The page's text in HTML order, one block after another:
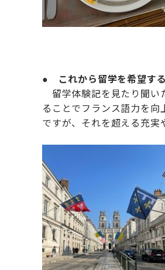
●
これから留学を希望す
留学体験記を見たり聞い
ることでフランス語力を
ですが、それを超える充実